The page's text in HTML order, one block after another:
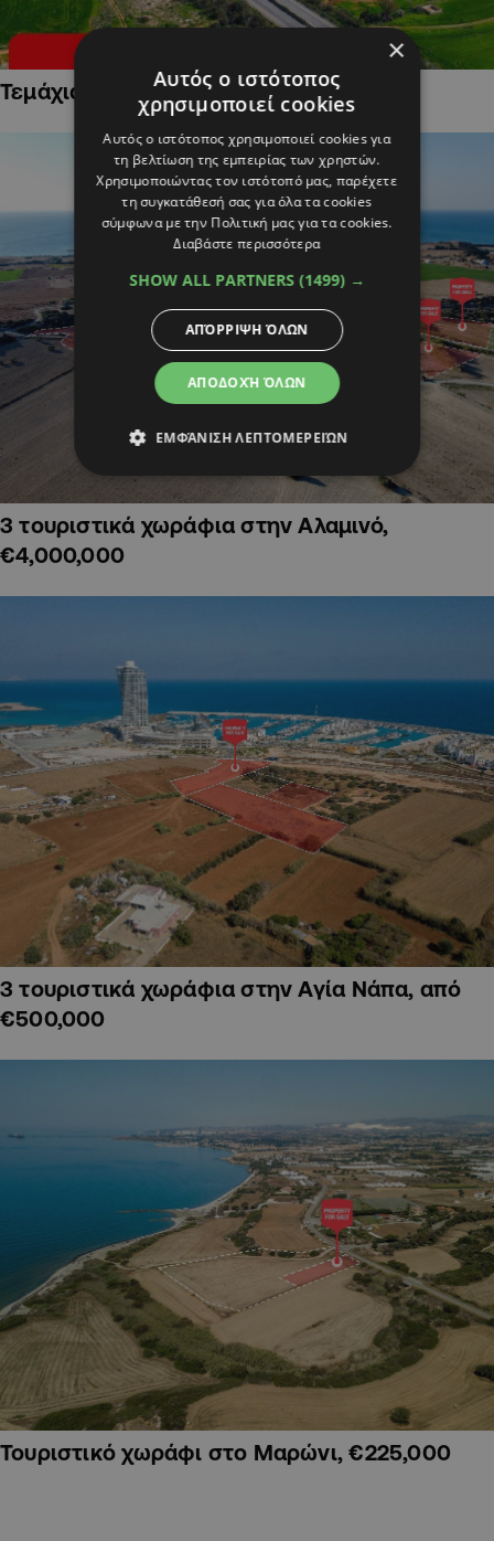
Τεμάχια Γης σε Οικιστικές Περιοχές
3 τουριστικά χωράφια στην Αλαμινό,
€4,000,000
3 τουριστικά χωράφια στην Αγία Νάπα, από
€500,000
Τουριστικό χωράφι στο Μαρώνι, €225,000
×
Αυτός ο ιστότοπος
χρησιμοποιεί cookies
Αυτός ο ιστότοπος χρησιμοποιεί cookies για
τη βελτίωση της εμπειρίας των χρηστών.
Χρησιμοποιώντας τον ιστότοπό μας, παρέχετε
τη συγκατάθεσή σας για όλα τα cookies
σύμφωνα με την Πολιτική μας για τα cookies.
Διαβάστε περισσότερα
SHOW ALL PARTNERS (1499) →
ΑΠΟΔΟΧΉ ΌΛΩΝ
ΑΠΌΡΡΙΨΗ ΌΛΩΝ
ΕΜΦΆΝΙΣΗ ΛΕΠΤΟΜΕΡΕΙΏΝ